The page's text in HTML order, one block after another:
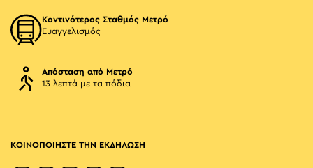
Κοντινότερος Σταθμός Μετρό
Ευαγγελισμός
Απόσταση από Μετρό
13 λεπτά με τα πόδια
ΚΟΙΝΟΠΟΙΗΣΤΕ ΤΗΝ ΕΚΔΗΛΩΣΗ